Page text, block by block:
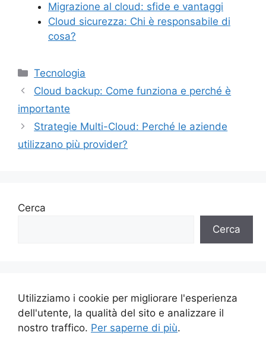
Migrazione al cloud: sfide e vantaggi
Cloud sicurezza: Chi è responsabile di
cosa?
Categorie
Tecnologia
Cloud backup: Come funziona e perché è
importante
Strategie Multi-Cloud: Perché le aziende
utilizzano più provider?
Cerca
Cerca
Utilizziamo i cookie per migliorare l'esperienza
dell'utente, la qualità del sito e analizzare il
nostro traffico. Per saperne di più.